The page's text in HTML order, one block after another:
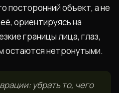
посторонний объект, а не
ориентируясь на
границы лица, глаз,
остаются нетронутыми.
убрать то, чего